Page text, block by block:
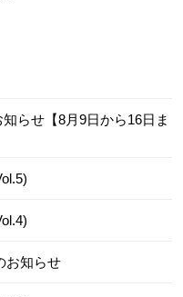
らせ【8月9日から16日ま
お知らせ